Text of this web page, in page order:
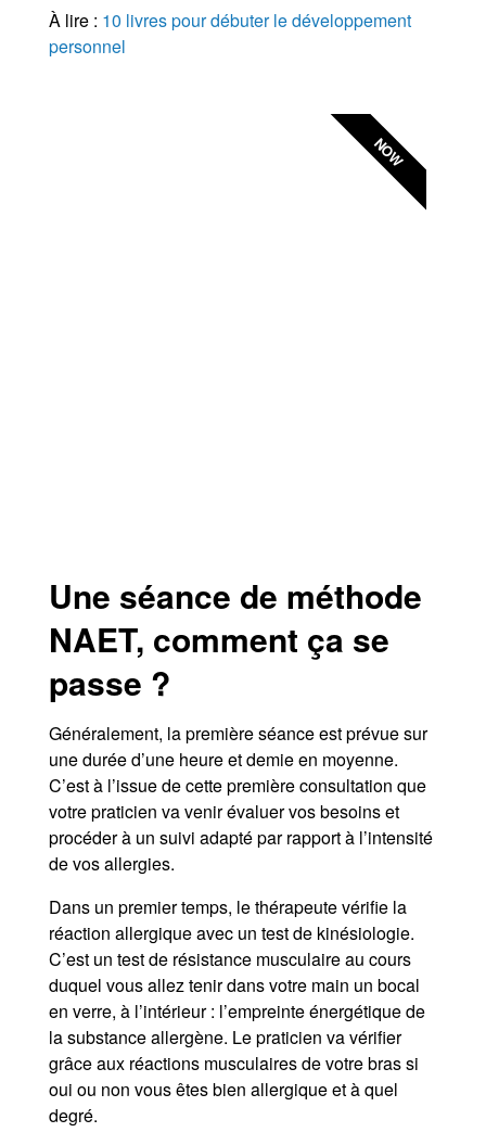
À lire : 10 livres pour débuter le développement
personnel
NOW
Une séance de méthode
NAET, comment ça se
passe ?
Généralement, la première séance est prévue sur
une durée d’une heure et demie en moyenne.
C’est à l’issue de cette première consultation que
votre praticien va venir évaluer vos besoins et
procéder à un suivi adapté par rapport à l’intensité
de vos allergies.
Dans un premier temps, le thérapeute vérifie la
réaction allergique avec un test de kinésiologie.
C’est un test de résistance musculaire au cours
duquel vous allez tenir dans votre main un bocal
en verre, à l’intérieur : l’empreinte énergétique de
la substance allergène. Le praticien va vérifier
grâce aux réactions musculaires de votre bras si
oui ou non vous êtes bien allergique et à quel
degré.